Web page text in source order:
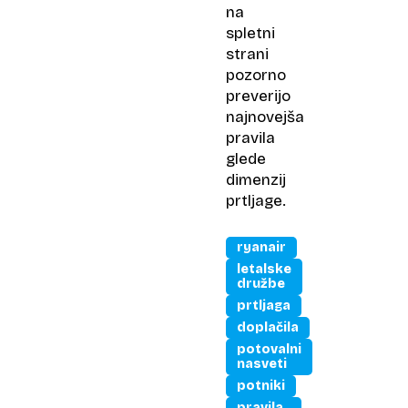
na
spletni
strani
pozorno
preverijo
najnovejša
pravila
glede
dimenzij
prtljage.
ryanair
letalske
družbe
prtljaga
doplačila
potovalni
nasveti
potniki